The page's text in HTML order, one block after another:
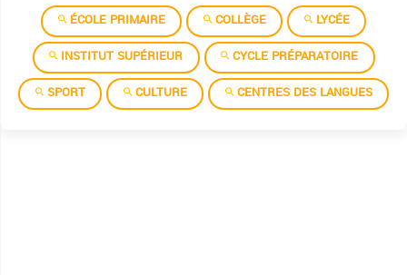
ÉCOLE PRIMAIRE COLLÈGE
LYCÉE
INSTITUT SUPÉRIEUR
CYCLE PRÉPARATOIRE
SPORT
CULTURE CENTRES DES LANGUES